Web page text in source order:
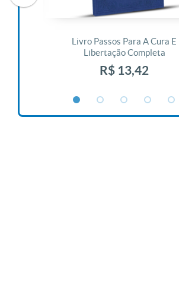
Livro Passos Para A Cura E
Libertação Completa
R$ 13,42